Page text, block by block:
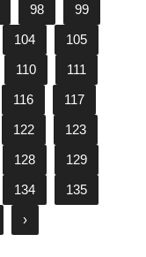
98
99
104
105
110
111
116
117
122
123
128
129
134
135
›